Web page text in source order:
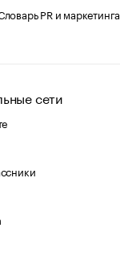
PR и маркетинга
сети